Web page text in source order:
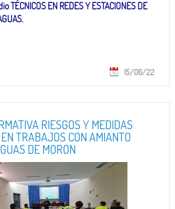
TÉCNICOS EN REDES Y ESTACIONES DE
15/06/22
RIESGOS Y MEDIDAS
TRABAJOS CON AMIANTO
DE MORON